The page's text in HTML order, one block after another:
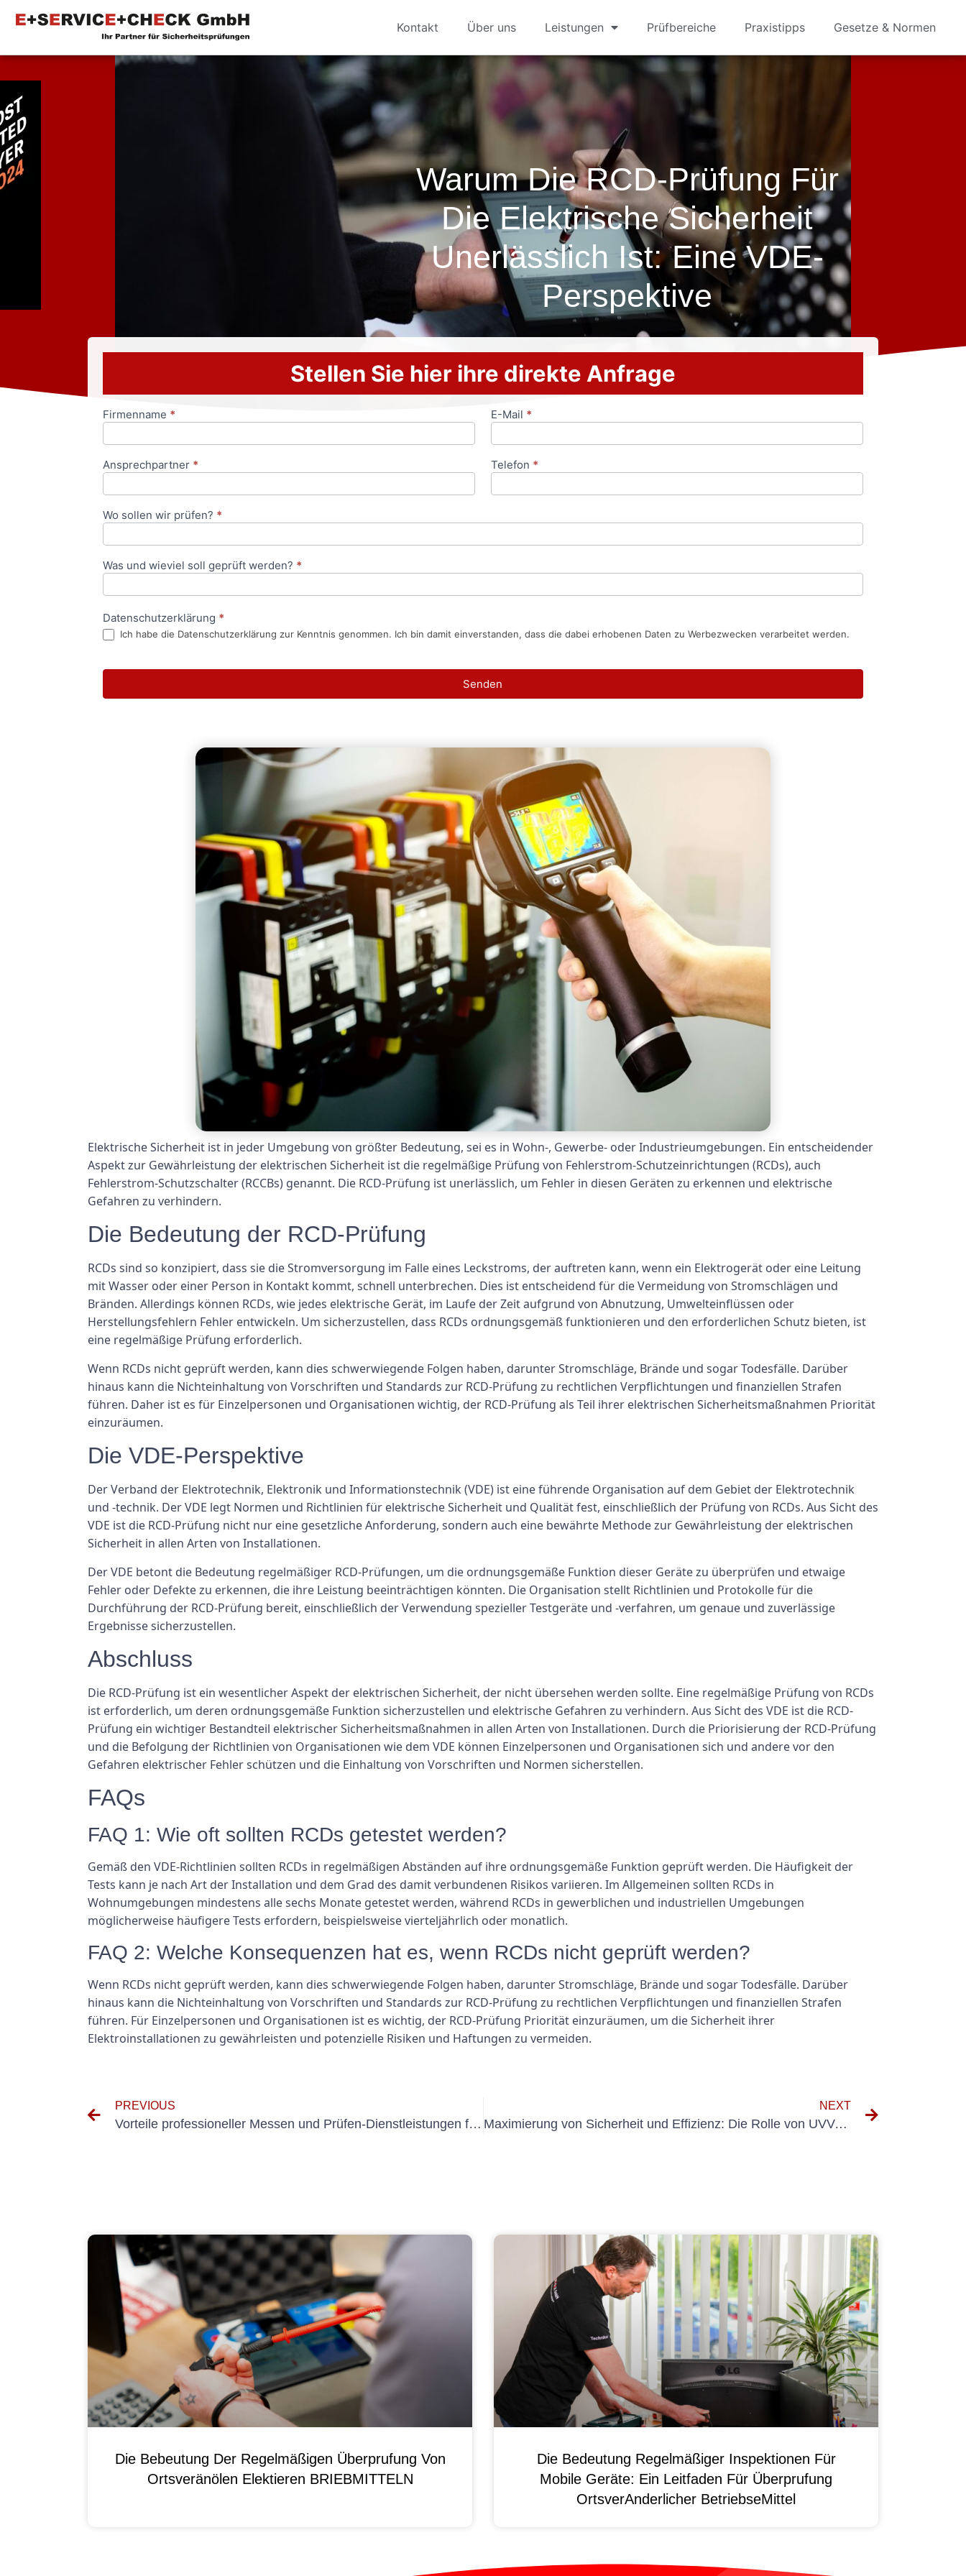
Kontakt Über uns Leistungen Prüfbereiche Praxistipps Gesetze & Normen
Warum Die RCD-Prüfung Für
Die Elektrische Sicherheit
Unerlässlich Ist: Eine VDE-
Perspektive
Stellen Sie hier ihre direkte Anfrage
Anfrageformular
Firmenname * E-Mail *
Ansprechpartner * Telefon *
Wo sollen wir prüfen? *
Was und wieviel soll geprüft werden? *
Datenschutzerklärung *
Ich habe die Datenschutzerklärung zur Kenntnis genommen. Ich bin damit einverstanden, dass die dabei erhobenen Daten zu Werbezwecken verarbeitet werden.
Senden
Elektrische Sicherheit ist in jeder Umgebung von größter Bedeutung, sei es in Wohn-, Gewerbe- oder Industrieumgebungen. Ein entscheidender
Aspekt zur Gewährleistung der elektrischen Sicherheit ist die regelmäßige Prüfung von Fehlerstrom-Schutzeinrichtungen (RCDs), auch
Fehlerstrom-Schutzschalter (RCCBs) genannt. Die RCD-Prüfung ist unerlässlich, um Fehler in diesen Geräten zu erkennen und elektrische
Gefahren zu verhindern.
Die Bedeutung der RCD-Prüfung
RCDs sind so konzipiert, dass sie die Stromversorgung im Falle eines Leckstroms, der auftreten kann, wenn ein Elektrogerät oder eine Leitung
mit Wasser oder einer Person in Kontakt kommt, schnell unterbrechen. Dies ist entscheidend für die Vermeidung von Stromschlägen und
Bränden. Allerdings können RCDs, wie jedes elektrische Gerät, im Laufe der Zeit aufgrund von Abnutzung, Umwelteinflüssen oder
Herstellungsfehlern Fehler entwickeln. Um sicherzustellen, dass RCDs ordnungsgemäß funktionieren und den erforderlichen Schutz bieten, ist
eine regelmäßige Prüfung erforderlich.
Wenn RCDs nicht geprüft werden, kann dies schwerwiegende Folgen haben, darunter Stromschläge, Brände und sogar Todesfälle. Darüber
hinaus kann die Nichteinhaltung von Vorschriften und Standards zur RCD-Prüfung zu rechtlichen Verpflichtungen und finanziellen Strafen
führen. Daher ist es für Einzelpersonen und Organisationen wichtig, der RCD-Prüfung als Teil ihrer elektrischen Sicherheitsmaßnahmen Priorität
einzuräumen.
Die VDE-Perspektive
Der Verband der Elektrotechnik, Elektronik und Informationstechnik (VDE) ist eine führende Organisation auf dem Gebiet der Elektrotechnik
und -technik. Der VDE legt Normen und Richtlinien für elektrische Sicherheit und Qualität fest, einschließlich der Prüfung von RCDs. Aus Sicht des
VDE ist die RCD-Prüfung nicht nur eine gesetzliche Anforderung, sondern auch eine bewährte Methode zur Gewährleistung der elektrischen
Sicherheit in allen Arten von Installationen.
Der VDE betont die Bedeutung regelmäßiger RCD-Prüfungen, um die ordnungsgemäße Funktion dieser Geräte zu überprüfen und etwaige
Fehler oder Defekte zu erkennen, die ihre Leistung beeinträchtigen könnten. Die Organisation stellt Richtlinien und Protokolle für die
Durchführung der RCD-Prüfung bereit, einschließlich der Verwendung spezieller Testgeräte und -verfahren, um genaue und zuverlässige
Ergebnisse sicherzustellen.
Abschluss
Die RCD-Prüfung ist ein wesentlicher Aspekt der elektrischen Sicherheit, der nicht übersehen werden sollte. Eine regelmäßige Prüfung von RCDs
ist erforderlich, um deren ordnungsgemäße Funktion sicherzustellen und elektrische Gefahren zu verhindern. Aus Sicht des VDE ist die RCD-
Prüfung ein wichtiger Bestandteil elektrischer Sicherheitsmaßnahmen in allen Arten von Installationen. Durch die Priorisierung der RCD-Prüfung
und die Befolgung der Richtlinien von Organisationen wie dem VDE können Einzelpersonen und Organisationen sich und andere vor den
Gefahren elektrischer Fehler schützen und die Einhaltung von Vorschriften und Normen sicherstellen.
FAQs
FAQ 1: Wie oft sollten RCDs getestet werden?
Gemäß den VDE-Richtlinien sollten RCDs in regelmäßigen Abständen auf ihre ordnungsgemäße Funktion geprüft werden. Die Häufigkeit der
Tests kann je nach Art der Installation und dem Grad des damit verbundenen Risikos variieren. Im Allgemeinen sollten RCDs in
Wohnumgebungen mindestens alle sechs Monate getestet werden, während RCDs in gewerblichen und industriellen Umgebungen
möglicherweise häufigere Tests erfordern, beispielsweise vierteljährlich oder monatlich.
FAQ 2: Welche Konsequenzen hat es, wenn RCDs nicht geprüft werden?
Wenn RCDs nicht geprüft werden, kann dies schwerwiegende Folgen haben, darunter Stromschläge, Brände und sogar Todesfälle. Darüber
hinaus kann die Nichteinhaltung von Vorschriften und Standards zur RCD-Prüfung zu rechtlichen Verpflichtungen und finanziellen Strafen
führen. Für Einzelpersonen und Organisationen ist es wichtig, der RCD-Prüfung Priorität einzuräumen, um die Sicherheit ihrer
Elektroinstallationen zu gewährleisten und potenzielle Risiken und Haftungen zu vermeiden.
PREVIOUS
Vorteile professioneller Messen und Prüfen-Dienstleistungen für Elektroanlagen
NEXT
Maximierung von Sicherheit und Effizienz: Die Rolle von UVV-Inspektionen für Hubwagens
Die Bebeutung Der Regelmäßigen Überprufung Von
Ortsveränölen Elektieren BRIEBMITTELN
Die Bedeutung Regelmäßiger Inspektionen Für
Mobile Geräte: Ein Leitfaden Für Überprufung
OrtsverAnderlicher BetriebseMittel